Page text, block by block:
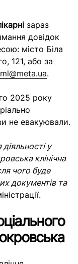
зараз
довідок
місто Біла
121, або за
.
2025 року
не евакуювали.
у
клінічна
чого буде
документів та